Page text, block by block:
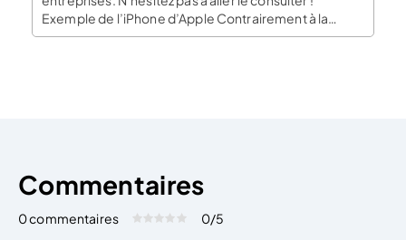
Exemple de l’iPhone d’Apple Contrairement à la
croyance populaire, en 2007, lorsque Steve Jobs
Commentaires
0 commentaires Évaluez cet article:
0/5